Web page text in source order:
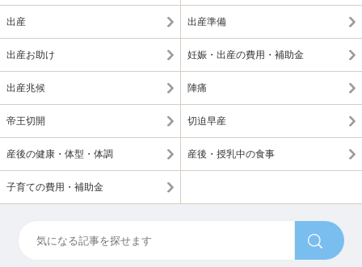
出産 出産準備
出産お助け 妊娠・出産の費用・補助金
出産兆候 陣痛
帝王切開 切迫早産
産後の健康・体型・体調 産後・授乳中の食事
子育ての費用・補助金